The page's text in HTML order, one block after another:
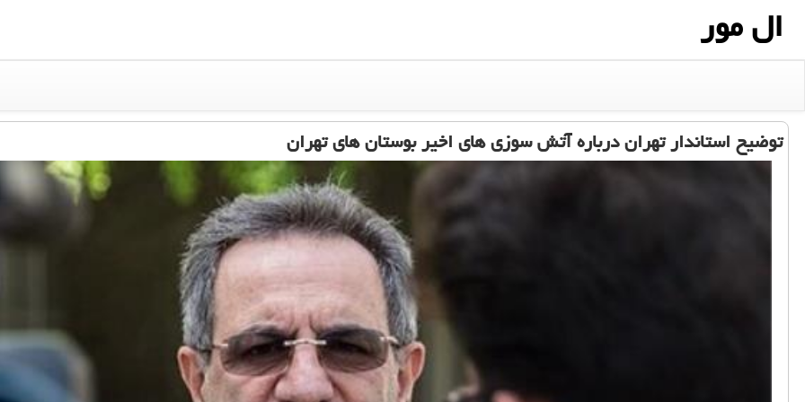
ال مور
توضیح استاندار تهران درباره آتش سوزی های اخیر بوستان های تهران